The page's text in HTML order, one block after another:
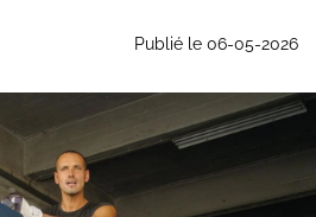
Publié le 06-05-2026